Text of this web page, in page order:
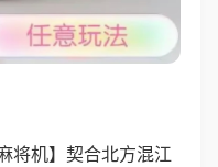
将机】契合北方混江